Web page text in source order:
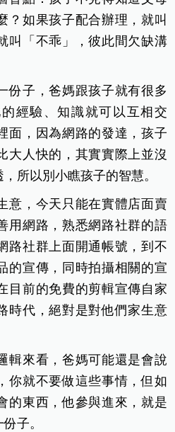
？如果孩子配合辦理，就叫
叫「不乖」，彼此間欠缺溝
份子，爸媽跟孩子就有很多
經驗、知識就可以互相交
面，因為網路的發達，孩子
大人快的，其實實際上並沒
所以別小瞧孩子的智慧。
意，今天只能在實體店面賣
用網路，熟悉網路社群的語
路社群上面開通帳號，到不
的宣傳，同時拍攝相關的宣
目前的免費的剪輯宣傳自家
時代，絕對是對他們家生意
輯來看，爸媽可能還是會說
你就不要做這些事情，但如
的東西，他參與進來，就是
子。